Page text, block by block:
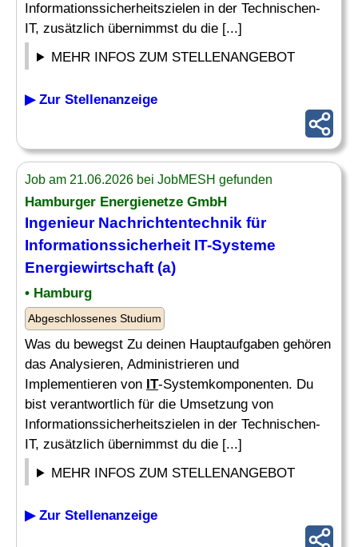
Informationssicherheitszielen in der Technischen-
IT, zusätzlich übernimmst du die [...]
MEHR INFOS ZUM STELLENANGEBOT
▶ Zur Stellenanzeige
Job am 21.06.2026 bei JobMESH gefunden
Hamburger Energienetze GmbH
IngenieurNachrichtentechnik für
Informationssicherheit IT-Systeme
Energiewirtschaft (a)
• Hamburg
Abgeschlossenes Studium
Was du bewegst Zu deinen Hauptaufgaben gehören
das Analysieren, Administrieren und
Implementieren von IT-Systemkomponenten. Du
bist verantwortlich für die Umsetzung von
Informationssicherheitszielen in der Technischen-
IT, zusätzlich übernimmst du die [...]
MEHR INFOS ZUM STELLENANGEBOT
▶ Zur Stellenanzeige